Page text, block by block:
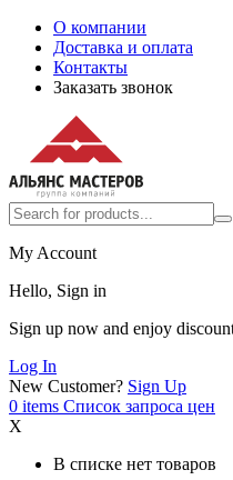
О компании
Доставка и оплата
Контакты
Заказать звонок
My Account
Hello, Sign in
Sign up now and enjoy
Log In
New Customer? Sign Up
0 items Список запроса цен
X
В списке нет товаров